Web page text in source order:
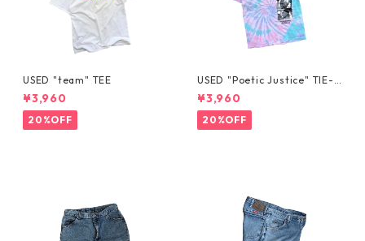
USED "team" TEE
¥3,960
20%OFF
USED "Poetic Justice" TIE-D
YE TEE
¥3,960
20%OFF